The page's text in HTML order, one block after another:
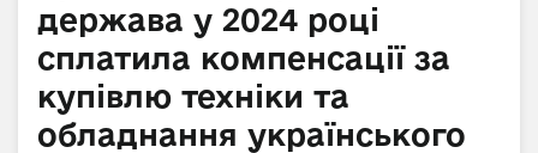
держава у 2024 році
сплатила компенсації за
купівлю техніки та
обладнання українського